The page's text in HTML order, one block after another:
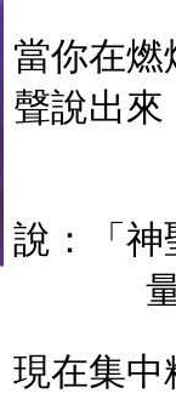
當你在燃
聲說出來
說：「神
現在集中